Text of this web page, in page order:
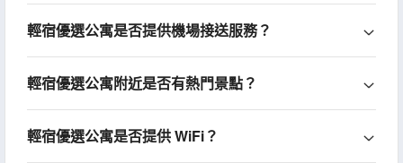
輕宿優選公寓是否提供機場接送服務？
輕宿優選公寓附近是否有熱門景點？
輕宿優選公寓是否提供 WiFi？